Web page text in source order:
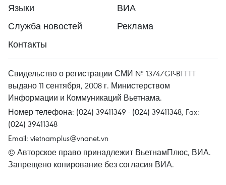
Языки
ВИА
Служба новостей
Реклама
Контакты
Свидельство о регистрации СМИ № 1374/GP-BTTTT
выдано 11 сентября, 2008 г. Министерством
Информации и Коммуникаций Вьетнама.
Номер телефона: (024) 39411349 - (024) 39411348, Fax:
(024) 39411348
Email: vietnamplus@vnanet.vn
© Авторское право принадлежит ВьетнамПлюс, ВИА.
Запрещено копирование без согласия ВИА.